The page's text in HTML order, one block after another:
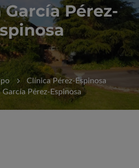
Pérez-
Clínica Pérez-Espinosa
Pérez-Espinosa